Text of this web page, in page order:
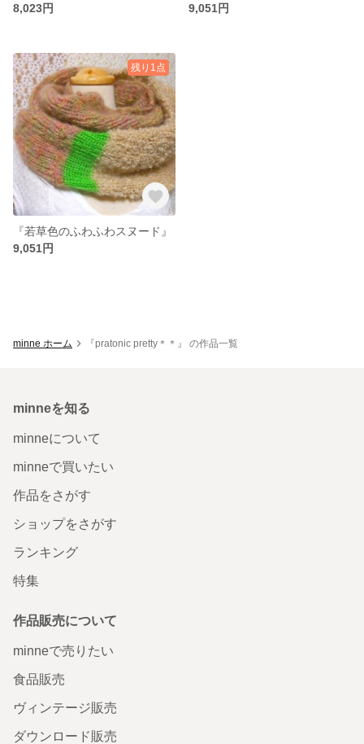
8,023円
9,051円
残り1点
『若草色のふわふわスヌード』
9,051円
minne ホーム 『pratonic pretty＊＊』 の作品一覧
minneを知る
minneについて
minneで買いたい
作品をさがす
ショップをさがす
ランキング
特集
作品販売について
minneで売りたい
食品販売
ヴィンテージ販売
ダウンロード販売